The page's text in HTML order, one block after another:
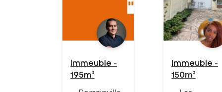
Immeuble -
195m²
Immeuble -
150m²